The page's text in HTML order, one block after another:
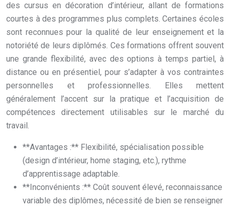
des cursus en décoration d’intérieur, allant de formations
courtes à des programmes plus complets. Certaines écoles
sont reconnues pour la qualité de leur enseignement et la
notoriété de leurs diplômés. Ces formations offrent souvent
une grande flexibilité, avec des options à temps partiel, à
distance ou en présentiel, pour s’adapter à vos contraintes
personnelles et professionnelles. Elles mettent
généralement l’accent sur la pratique et l’acquisition de
compétences directement utilisables sur le marché du
travail.
**Avantages :** Flexibilité, spécialisation possible
(design d’intérieur, home staging, etc.), rythme
d’apprentissage adaptable.
**Inconvénients :** Coût souvent élevé, reconnaissance
variable des diplômes, nécessité de bien se renseigner